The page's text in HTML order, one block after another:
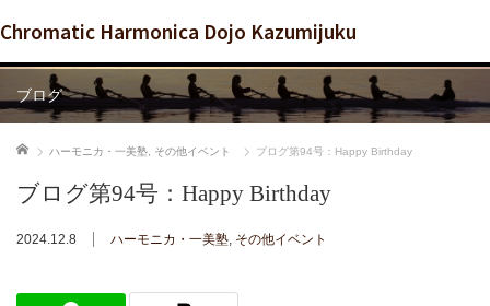
Chromatic Harmonica Dojo Kazumijuku
ブログ
ホーム ハーモニカ・一美塾 その他イベント ブログ第94号：Happy Birthday
ブログ第94号：Happy Birthday
2024.12.8 ハーモニカ・一美塾 その他イベント